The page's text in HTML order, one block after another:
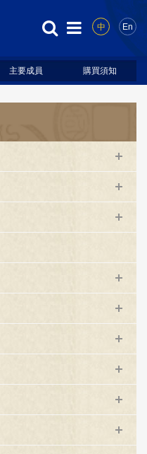
中 En
主要成員 購買須知